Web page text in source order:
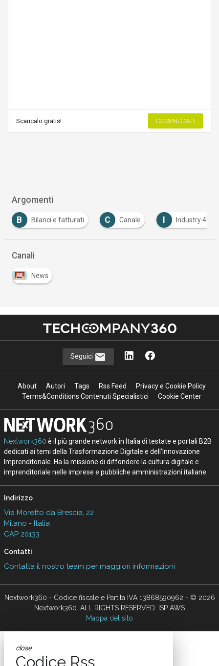
Scaricalo gratis! DOWNLOAD
Argomenti
Bilanci e fatturati C Canale I Industry 4.0
Canali
News
Seguici
About Autori Tags Rss Feed
Privacy e Cookie Policy
Terms&Conditions Contenuti Specialistici
Cookie Center
Nextwork360 è il più grande network in Italia di testate e portali B2B
dedicati ai temi della Trasformazione Digitale e dell’Innovazione
Imprenditoriale. Ha la missione di diffondere la cultura digitale e
imprenditoriale nelle imprese e pubbliche amministrazioni italiane.
Indirizzo
Via Moretto da Brescia, 22
Milano - Italia
CAP 20133
Contatti
Contatta il nostro team per maggiori informazioni
Nextwork360 - Codice fiscale e Partita IVA 13868590962 - © 2026
Nextwork360. ALL RIGHTS RESERVED. ISP AWS
Mappa del sito
close
Codice Rss